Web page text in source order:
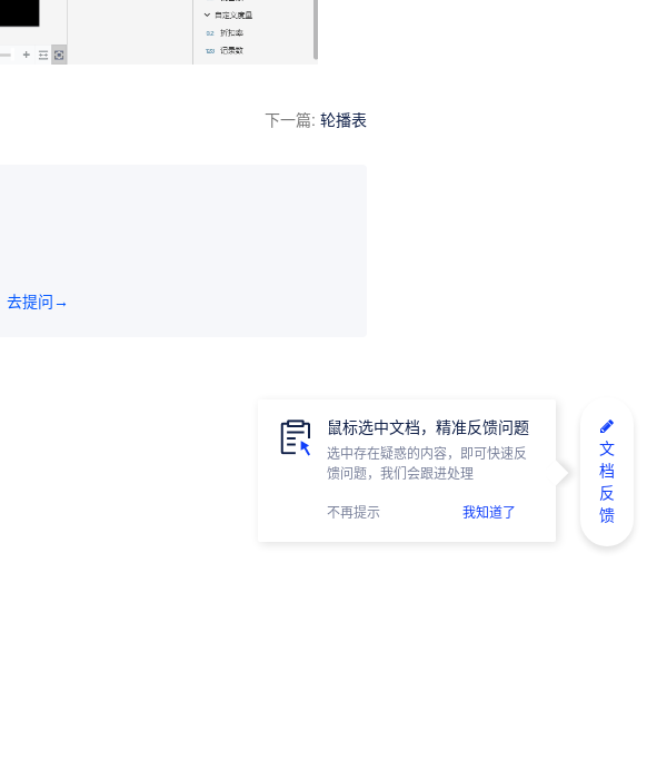
下一篇: 轮播表
去提问→
鼠标选中文档，精准反馈问题
选中存在疑惑的内容，即可快速反
馈问题，我们会跟进处理
不再提示 我知道了
文
档
反
馈